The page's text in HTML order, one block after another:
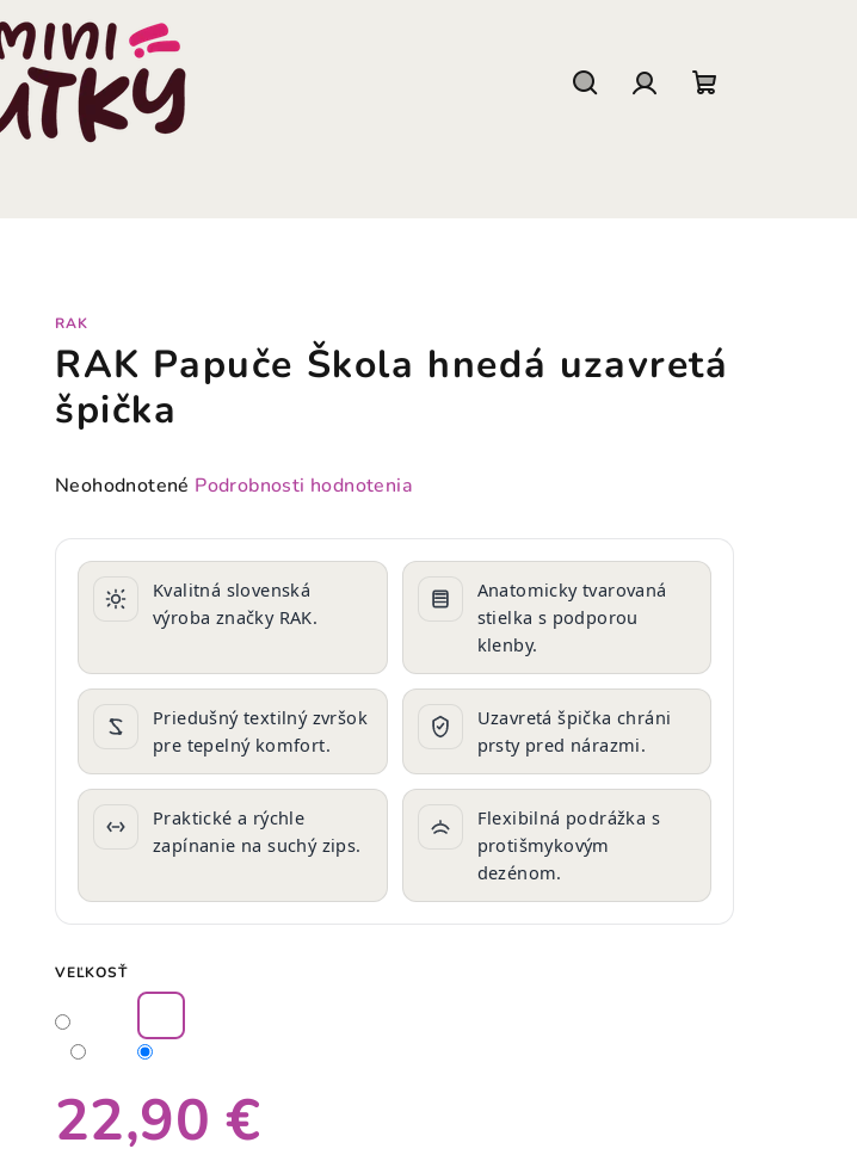
RAK
RAK Papuče Škola hnedá uzavretá
špička
Priemerné
produktu
hviezdičiek.
Neohodnotené Podrobnosti hodnotenia
Kvalitná slovenská
výroba značky RAK.
Anatomicky tvarovaná
stielka s podporou
klenby.
Priedušný textilný zvršok
pre tepelný komfort.
Uzavretá špička chráni
prsty pred nárazmi.
Praktické a rýchle
zapínanie na suchý zips.
Flexibilná podrážka s
protišmykovým
dezénom.
VEĽKOSŤ
22,90 €